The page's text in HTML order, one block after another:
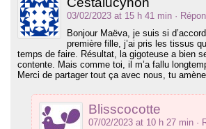
03/02/2023 at 15 h 41 min ·
Bonjour Maëva, je suis si
première fille, j’ai pris les tissus
temps de faire. Résultat, la gigoteuse a bien
contente. Mais comme toi, il m’a fallu
Merci de partager tout ça avec nous, tu
Blisscocotte
07/02/2023 at 10 h 27 min ·